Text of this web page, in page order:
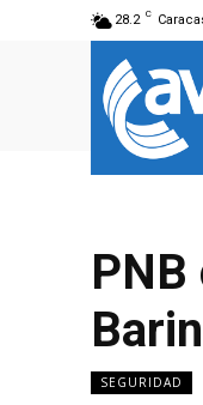
28.2 C
SEGURIDAD